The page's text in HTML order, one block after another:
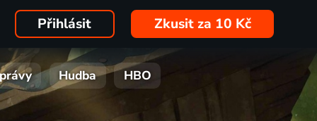
Přihlásit Zkusit za 10 Kč
Hudba HBO